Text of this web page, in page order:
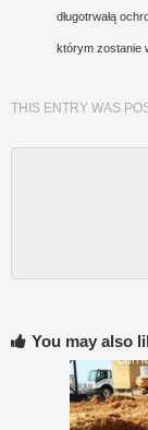
długotrwałą
którym zostanie
THIS ENTRY WAS
You may also